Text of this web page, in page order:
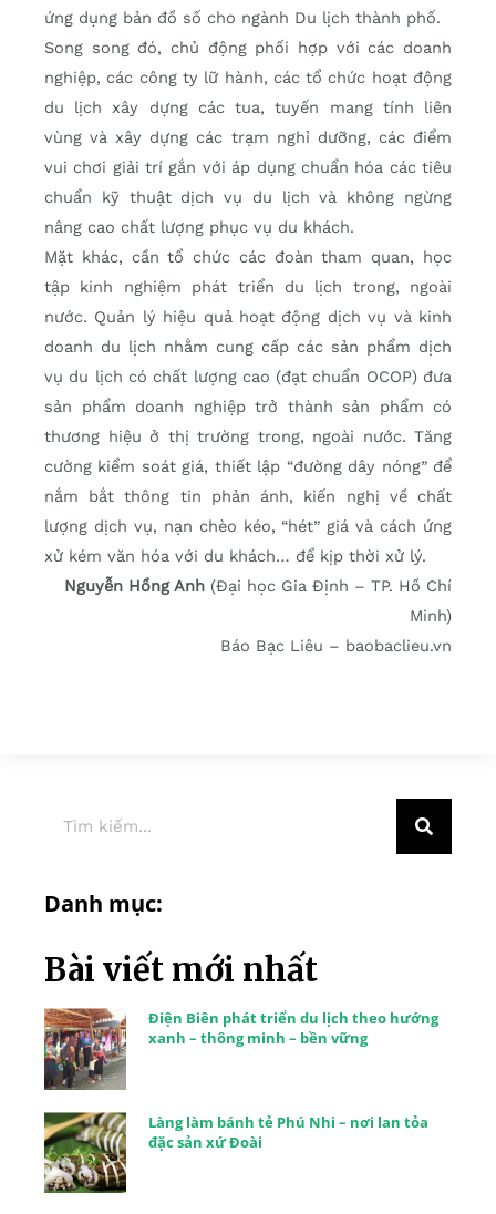
ứng dụng bản đồ số cho ngành Du lịch thành phố.
Song song đó, chủ động phối hợp với các doanh
nghiệp, các công ty lữ hành, các tổ chức hoạt động
du lịch xây dựng các tua, tuyến mang tính liên
vùng và xây dựng các trạm nghỉ dưỡng, các điểm
vui chơi giải trí gắn với áp dụng chuẩn hóa các tiêu
chuẩn kỹ thuật dịch vụ du lịch và không ngừng
nâng cao chất lượng phục vụ du khách.
Mặt khác, cần tổ chức các đoàn tham quan, học
tập kinh nghiệm phát triển du lịch trong, ngoài
nước. Quản lý hiệu quả hoạt động dịch vụ và kinh
doanh du lịch nhằm cung cấp các sản phẩm dịch
vụ du lịch có chất lượng cao (đạt chuẩn OCOP) đưa
sản phẩm doanh nghiệp trở thành sản phẩm có
thương hiệu ở thị trường trong, ngoài nước. Tăng
cường kiểm soát giá, thiết lập “đường dây nóng” để
nắm bắt thông tin phản ánh, kiến nghị về chất
lượng dịch vụ, nạn chèo kéo, “hét” giá và cách ứng
xử kém văn hóa với du khách… để kịp thời xử lý.
Nguyễn Hồng Anh (Đại học Gia Định – TP. Hồ Chí
Minh)
Báo Bạc Liêu – baobaclieu.vn
Danh mục:
Bài viết mới nhất
Điện Biên phát triển du lịch theo hướng
xanh – thông minh – bền vững
Làng làm bánh tẻ Phú Nhi – nơi lan tỏa
đặc sản xứ Đoài